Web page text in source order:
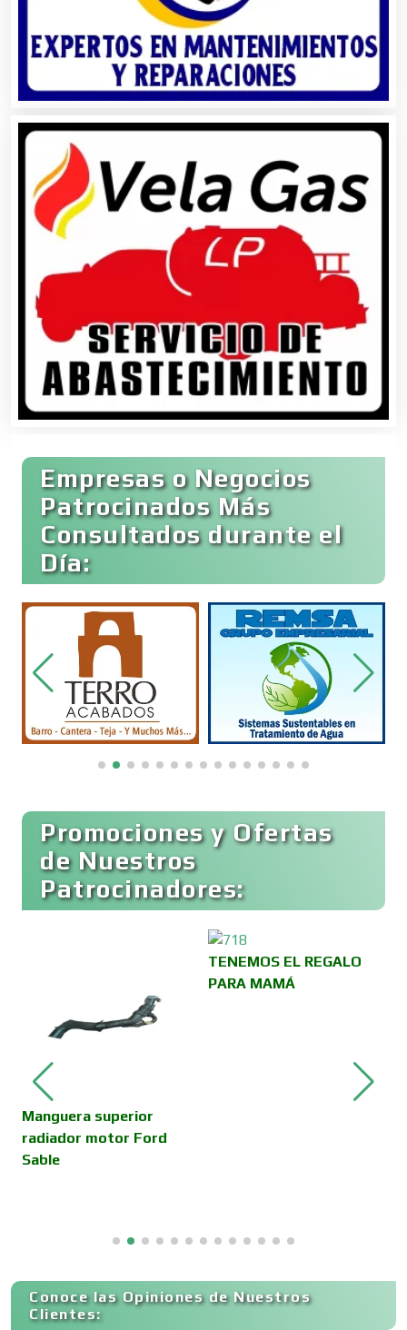
Autopartes Eléctricas
Avaluos
Balnearios
Bancos
Banquetes
Bares y Cantinas
Basculas
Bebidas
Belleza
Bordados y Estampados
Cafeterías
Cámaras de Comercio
Capacitación
Carnicerías
Empresas o Negocios
Patrocinados Más
Consultados durante el
Día:
Promociones y Ofertas
de Nuestros
Patrocinadores:
Manguera superior
radiador motor Ford
Sable
TENEMOS EL REGALO
PARA MAMÁ
Conoce las Opiniones de Nuestros
Clientes: